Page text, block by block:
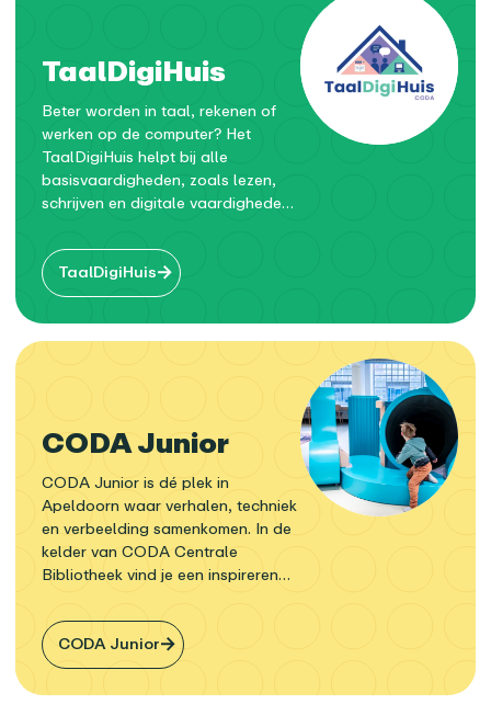
TaalDigiHuis
Beter worden in taal, rekenen of
werken op de computer? Het
TaalDigiHuis helpt bij alle
basisvaardigheden, zoals lezen,
schrijven en digitale vaardigheden
daar hulp bij nodig heeft.
TaalDigiHuis
CODA Junior
CODA Junior is dé plek in
Apeldoorn waar verhalen, techniek
en verbeelding samenkomen. In de
kelder van CODA Centrale
Bibliotheek vind je een inspirerende
slag gaan – met boeken, games,
virtual reality en technologie.
CODA Junior